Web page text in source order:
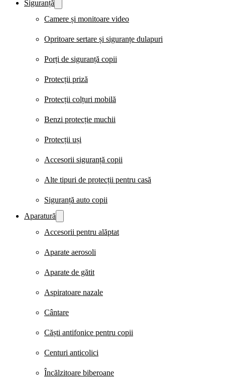
Siguranță
Camere și monitoare video
Opritoare sertare și siguranțe dulapuri
Porți de siguranță copii
Protecții priză
Protecții colțuri mobilă
Benzi protecție muchii
Protecții uși
Accesorii siguranță copii
Alte tipuri de protecții pentru casă
Siguranță auto copii
Aparatură
Accesorii pentru alăptat
Aparate aerosoli
Aparate de gătit
Aspiratoare nazale
Cântare
Căști antifonice pentru copii
Centuri anticolici
Încălzitoare biberoane